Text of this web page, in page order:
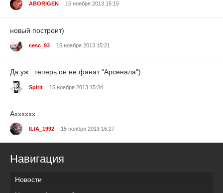
ABORIGEN 15 ноября 2013 15:15
новый построит)
cesc_93 15 ноября 2013 15:21
Да уж...теперь он не фанат "Арсенала")
Spirit 15 ноября 2013 15:34
Ахххххх .
ILIA_1992 15 ноября 2013 16:27
Навигация
Новости